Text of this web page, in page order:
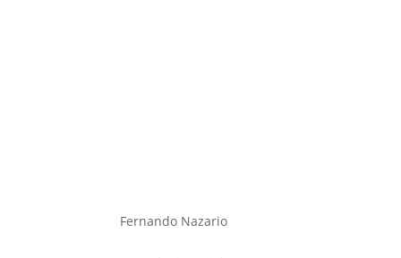
Fernando Nazario